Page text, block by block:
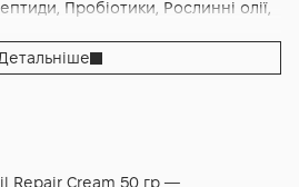
Пробіотики, Рослинні олії,
тон,Відновлення
,Від подразнень,Від
Детальніше
Repair Cream 50 гр —